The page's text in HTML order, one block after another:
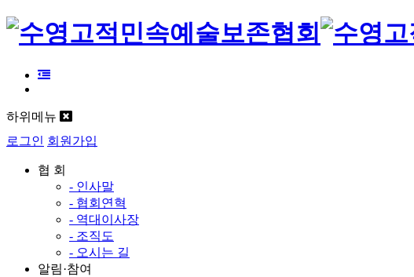
하위메뉴
로그인 회원가입
협 회
- 인사말
- 협회연혁
- 역대이사장
- 조직도
- 오시는 길
알림·참여